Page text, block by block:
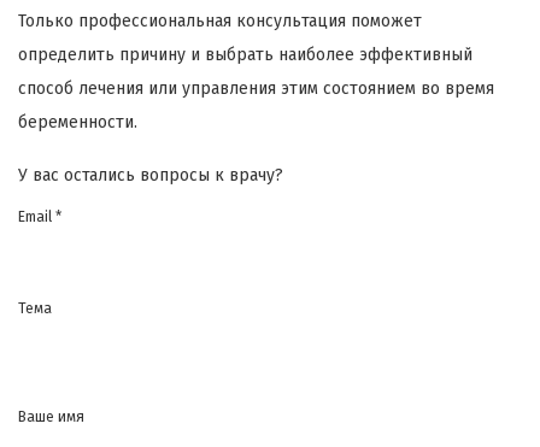
Только профессиональная консультация поможет
определить причину и выбрать наиболее эффективный
способ лечения или управления этим состоянием во время
беременности.
У вас остались вопросы к врачу?
Email *
Тема
Ваше имя